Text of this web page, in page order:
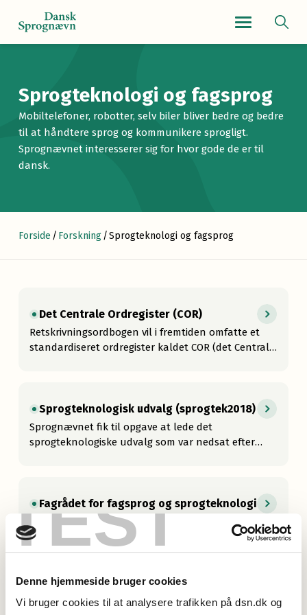
TEST
Denne hjemmeside bruger cookies
Vi bruger cookies til at analysere trafikken på dsn.dk og
Navigationsmenu
Sprogteknologi og fagsprog
Mobiltelefoner, robotter, selv biler bliver bedre og bedre
til at håndtere sprog og kommunikere sprogligt.
Sprognævnet interesserer sig for hvor gode de er til
dansk.
Forside / Forskning/Sprogteknologi og fagsprog
Det Centrale Ordregister (COR)
Retskrivningsordbogen vil i fremtiden omfatte et
standardiseret ordregister kaldet COR (det Centrale
eksternt website).
Sprogteknologisk udvalg (sprogtek2018)
Sprognævnet fik til opgave at lede det
sprogteknologiske udvalg som var nedsat efter
Sprogteknologisk udvalg.
Fagrådet for fagsprog og sprogteknologi
Sprognævnets fagråd for fagsprog og
sprogteknologi består af medlemmer med kontakt
til danske forskningsmiljøer og følger udviklingen
terminologiforskning.
Hvordan virker sprogteknologi?